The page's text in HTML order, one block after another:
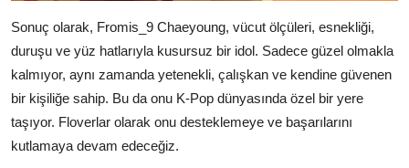
Sonuç olarak, Fromis_9 Chaeyoung, vücut ölçüleri, esnekliği,
duruşu ve yüz hatlarıyla kusursuz bir idol. Sadece güzel olmakla
kalmıyor, aynı zamanda yetenekli, çalışkan ve kendine güvenen
bir kişiliğe sahip. Bu da onu K-Pop dünyasında özel bir yere
taşıyor. Floverlar olarak onu desteklemeye ve başarılarını
kutlamaya devam edeceğiz.